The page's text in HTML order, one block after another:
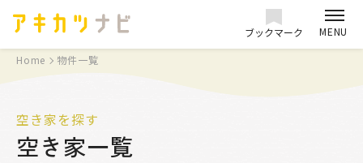
ブックマーク MENU
Home 物件一覧
空き家を探す
空き家一覧